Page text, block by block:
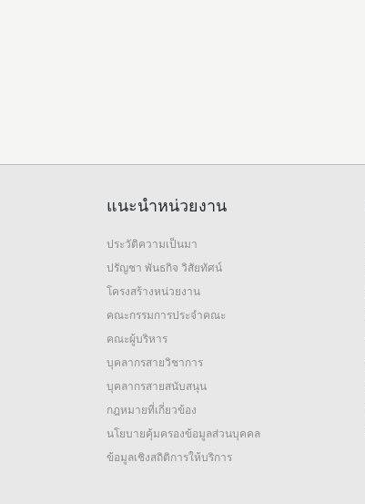
แนะนำหน่วยงาน
ประวัติความเป็นมา
ปรัญชา พันธกิจ วิสัยทัศน์
โครงสร้างหน่วยงาน
คณะกรรมการประจำคณะ
คณะผู้บริหาร
บุคลากรสายวิชาการ
บุคลากรสายสนับสนุน
กฎหมายที่เกี่ยวข้อง
นโยบายคุ้มครองข้อมูลส่วนบุคคล
ข้อมูลเชิงสถิติการให้บริการ